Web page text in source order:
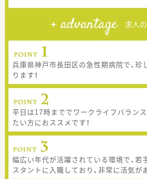
advantage 求人
兵庫県神戸市長田区の急性期病院で、珍
ります！
平日は17時まででワークライフバラン
たい方におススメです！
幅広い年代が活躍されている環境で、若
スタントに入職しており、非常に活気が